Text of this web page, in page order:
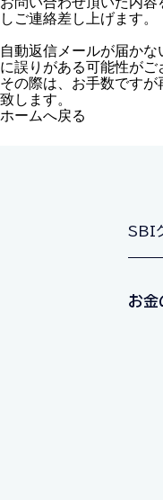
しご連絡差し上げます。
自動返信メールが届か
に誤りがある可能性がご
その際は、お手数です
致します。
ホームへ戻る
SBI
お金